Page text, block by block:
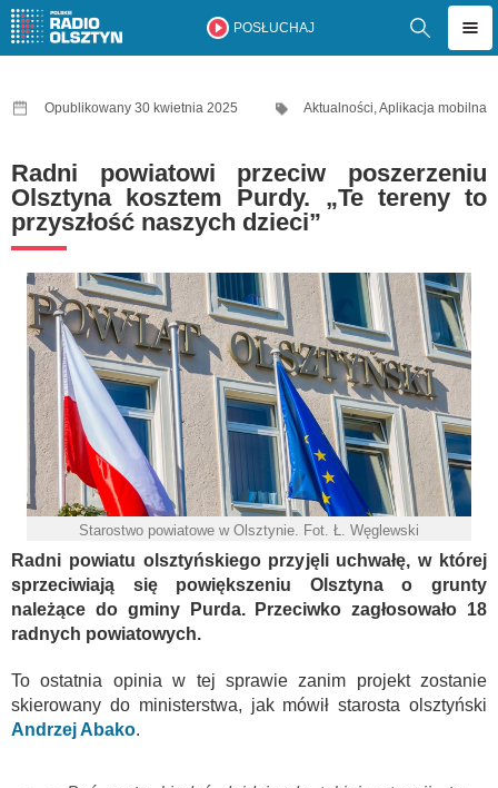
POSŁUCHAJ
Opublikowany 30 kwietnia 2025 Aktualności,Aplikacja mobilna
Radni powiatowi przeciw poszerzeniu
Olsztyna kosztem Purdy. „Te tereny to
przyszłość naszych dzieci”
Starostwo powiatowe w Olsztynie. Fot. Ł. Węglewski
Radni powiatu olsztyńskiego przyjęli uchwałę, w której
sprzeciwiają się powiększeniu Olsztyna o grunty
należące do gminy Purda.
Przeciwko zagłosowało 18
radnych powiatowych.
To ostatnia opinia w tej sprawie zanim projekt zostanie
skierowany do ministerstwa, jak mówił starosta olsztyński
Andrzej Abako.